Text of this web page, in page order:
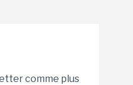
comme plus